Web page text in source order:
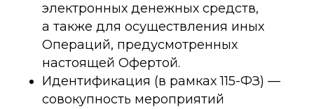
электронных денежных средств,
а также для осуществления иных
Операций, предусмотренных
настоящей Офертой.
Идентификация (в рамках 115-ФЗ) —
совокупность мероприятий